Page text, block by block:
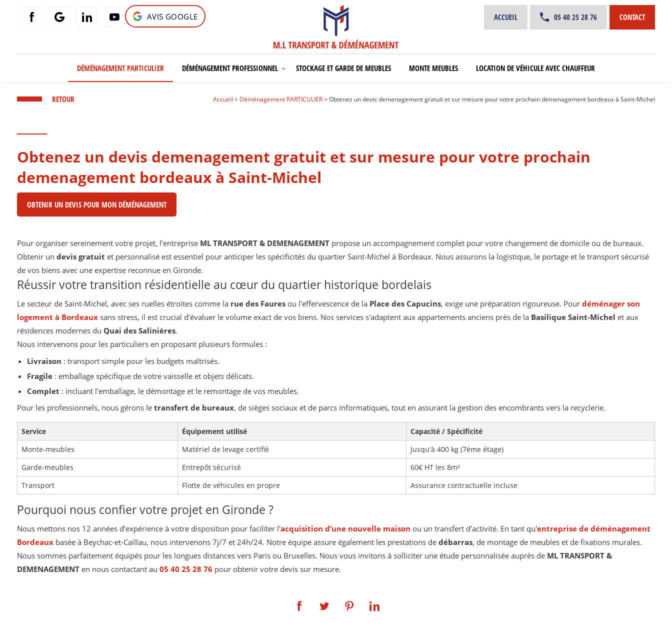
AVIS GOOGLE ACCUEIL 05 40 25 28 76 CONTACT
DÉMÉNAGEMENT PARTICULIER DÉMÉNAGEMENT PROFESSIONNEL STOCKAGE ET GARDE DE MEUBLES MONTE MEUBLES LOCATION DE VÉHICULE AVEC CHAUFFEUR
Accueil > Déménagement PARTICULIER> Obtenez un devis demenagement gratuit et sur mesure pour votre prochain demenagement bordeaux à Saint-Michel
RETOUR
Obtenez un devis demenagement gratuit et sur mesure pour votre prochain
demenagement bordeaux à Saint-Michel
OBTENIR UN DEVIS POUR MON DÉMÉNAGEMENT
Pour organiser sereinement votre projet, l'entreprise ML TRANSPORT & DEMENAGEMENTpropose un accompagnement complet pour votre changement de domicile ou de bureaux.
Obtenir un devis gratuit et personnalisé est essentiel pour anticiper les spécificités du quartier Saint-Michel à Bordeaux. Nous assurons la logistique, le portage et le transport sécurisé
de vos biens avec une expertise reconnue en Gironde.
Réussir votre transition résidentielle au cœur du quartier historique bordelais
Le secteur de Saint-Michel, avec ses ruelles étroites comme la rue des Fauresou l'effervescence de la Place des Capucins, exige une préparation rigoureuse. Pour déménager son
logement à Bordeauxsans stress, il est crucial d'évaluer le volume exact de vos biens. Nos services s'adaptent aux appartements anciens près de la Basilique Saint-Michel et aux
résidences modernes du Quai des Salinières.
Nous intervenons pour les particuliers en proposant plusieurs formules :
Livraison : transport simple pour les budgets maîtrisés.
Fragile: emballage spécifique de votre vaisselle et objets délicats.
Complet : incluant l'emballage, le démontage et le remontage de vos meubles.
Pour les professionnels, nous gérons le transfert de bureaux, de sièges sociaux et de parcs informatiques, tout en assurant la gestion des encombrants vers la recyclerie.
Service Équipement utilisé
Capacité / Spécificité
Monte-meubles
Matériel de levage certifié
Jusqu'à 400 kg (7ème étage)
Garde-meubles
Entrepôt sécurisé
60€ HT les 8m²
Transport
Flotte de véhicules en propre Assurance contractuelle incluse
Pourquoi nous confier votre projet en Gironde ?
Nous mettons nos 12 années d’expérience à votre disposition pour faciliter l'acquisition d’une nouvelle maison ou un transfert d'activité. En tant qu'entreprise de déménagement
Bordeauxbasée à Beychac-et-Caillau, nous intervenons 7j/7 et 24h/24. Notre équipe assure également les prestations de débarras, de montage de meubles et de fixations murales.
Nous sommes parfaitement équipés pour les longues distances vers Paris ou Bruxelles. Nous vous invitons à solliciter une étude personnalisée auprès de ML TRANSPORT &
DEMENAGEMENTen nous contactant au 05 40 25 28 76 pour obtenir votre devis sur mesure.